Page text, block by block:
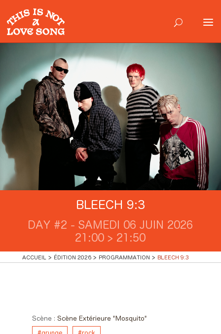
BLEECH 9:3
DAY #2 - SAMEDI 06 JUIN 2026
21:00 > 21:50
ACCUEIL ÉDITION 2026 PROGRAMMATION BLEECH 9:3
Scène : Scène Extérieure "Mosquito"
#grunge #rock